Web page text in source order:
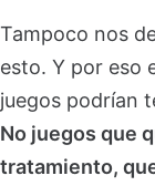
Tampoco nos
esto. Y por eso
juegos podrían
No juegos que
tratamiento,